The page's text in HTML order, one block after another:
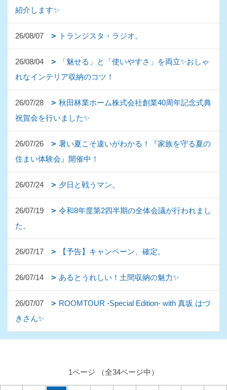
紹介します✨
26/08/07 トランジスタ・ラジオ。
26/08/04
「魅せる」と「使いやすさ」を両立✨おしゃ
れなインテリア収納のコツ！
26/07/28
秋田林業ホーム株式会社創業40周年記念式典
祝賀会を行いました✨
26/07/26
暑い夏こそ違いがわかる！『家族を守る夏の
住まい体験会』開催中！
26/07/24 夕日と戦うマン。
26/07/19
令和8年度第2四半期の全体会議が行われまし
た。
26/07/17 【予告】キャンペーン、確定。
26/07/14 あるとうれしい！土間収納の魅力✨
26/07/07
ROOMTOUR -Special Edition- with 真坂 はづ
きさん✨
1ページ （全34ページ中）